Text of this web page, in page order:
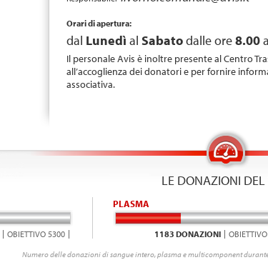
Orari di apertura:
dal Lunedì al Sabatodalle ore8.00
Il personale Avis è inoltre presente al Centro
all’accoglienza dei donatori e per fornire
associativa.
LE DONAZIONI
OBIETTIVO 5300
PLASMA
1183 DONAZIONI
Numero delle donazioni di sangue intero, plasma e multicomponent